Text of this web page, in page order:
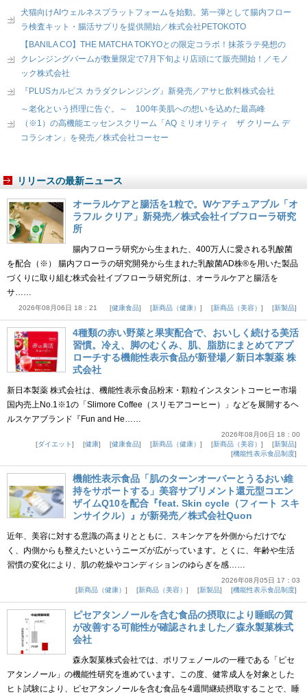
犬猫向けAIウェルネスプラットフォームを始動。第一弾として腸内フロー
ラ検査キット・腸活サプリを提供開始／株式会社PETOKOTO
【BANILA CO】THE MATCHA TOKYOとの限定コラボ！抹茶ラテ発想の
クレンジングバームが数量限定で7月下旬より店頭にて販売開始！／モノ
ック株式会社
『PLUSカルピス カラダクレンジング』新発売／アサヒ飲料株式会社
～老化という摂理に告ぐ。～ 100年美肌への想いを込めた最高峰
（※1）の高機能エッセンスクリーム「AQ ミリオリティ ザ クリーム デ
コラシオン」を発売／株式会社コーセー
リリースの最新ニュース
オーラルケアと腸活を1粒で。Wケアチュアブル「オ
ラフル クリア」新発売／株式会社イブフローラ研究
所
腸内フローラ研究から生まれた、400万人に愛される乳酸菌
を配合（※） 腸内フローラの研究開発から生まれた乳酸菌AD株®を用いた製品
づくりに取り組む株式会社イブフローラ研究所は、オーラルケアと腸活を
サ……
2026年08月06日 18：21 健康食品 新商品（健康） 新商品（美容） 新製品
4種類の赤い野菜と果実配合で、おいしく続ける美活
習慣。冷え、脚のむくみ、肌、脂肪にまとめてアプ
ローチする機能性表示食品が新登場／新日本製薬 株
式会社
新日本製薬 株式会社は、機能性表示食品粉末・顆粒インスタントコーヒー市場
国内売上No.1※1の「Slimore Coffee（スリモアコーヒー）」などを展開するヘ
ルスケアブランド『Fun and He……
2026年08月06日 18：00
ダイエット
健康 健康食品 新商品（健康） 新商品（美容）
新製品
機能性表示食品制度
機能性表示食品「肌のターンオーバーとうるおい維
持をサポートする」美容サプリメント還元型コエン
ザイムQ10を配合『feat. Skin cycle（フィート スキ
ンサイクル）』が新発売／株式会社Quon
近年、美容に対する意識の高まりとともに、スキンケアを外側からだけでな
く、内側からも整えたいというニーズが広がっています。とくに、年齢や生活
習慣の変化により、肌の乾燥やコンディションのゆらぎを感……
2026年08月05日 17：03
新商品（健康）
新商品（美容） 新製品 機能性表示食品制度
ピセアタンノールを含む食品の摂取により睡眠の質
が改善する可能性が確認されました／森永製菓株式
会社
森永製菓株式会社では、ポリフェノールの一種である「ピセ
アタンノール」の機能性研究を進めています。この度、健常成人を対象とした
ヒト試験により、ピセアタンノールを含む食品を4週間継続摂取することで、睡